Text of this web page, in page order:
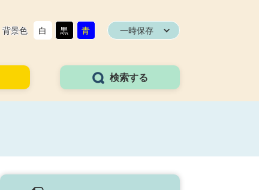
背景色 白 黒 青 一時保存
検索する